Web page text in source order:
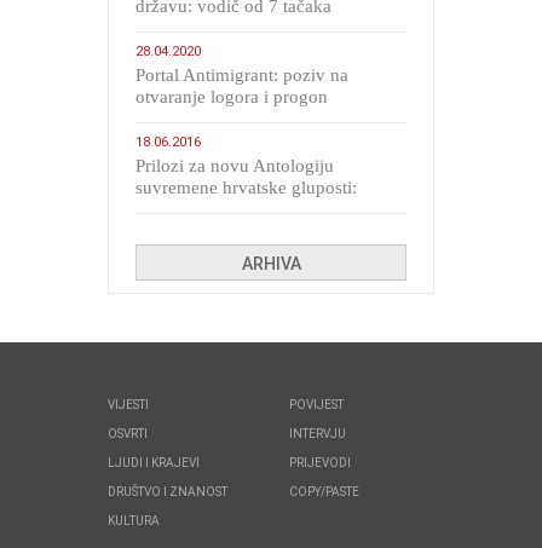
državu: vodič od 7 tačaka
28.04.2020
Portal Antimigrant: poziv na
otvaranje logora i progon
18.06.2016
Prilozi za novu Antologiju
suvremene hrvatske gluposti:
ARHIVA
VIJESTI
OSVRTI
LJUDI I KRAJEVI
DRUŠTVO I ZNANOST
KULTURA
POVIJEST
INTERVJU
PRIJEVODI
COPY/PASTE